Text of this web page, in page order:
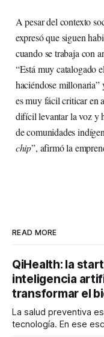
A pesar del contexto
expresó que siguen
cuando se trabaja con
“Está muy catalogado
haciéndose millonaria”
es muy fácil criticar en
difícil levantar la voz y
de comunidades
chip”, afirmó la
READ MORE
QiHealth: la
inteligencia
transformar el
La salud preventiva
tecnología. En ese